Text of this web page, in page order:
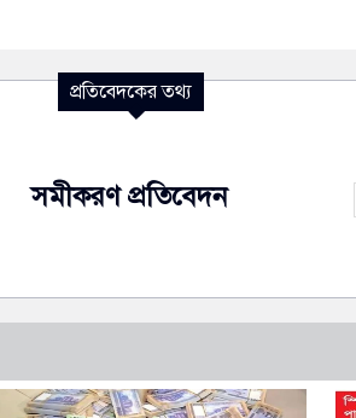
প্রতিবেদকের তথ্য
সমীকরণ প্রতিবেদন